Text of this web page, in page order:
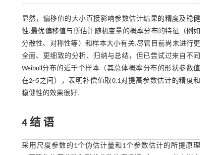
显然，偏移值的大小直接影响参数估计结果的精度及稳健
性.最优偏移值与所估计随机变量的概率分布的特征（例如
分散性、对称性等）和样本大小有关.尽管目前尚未进行更
全面、更细致的分析、归纳与总结，但已尝试过来自不同
Weibull分布的近千个样本（其总体概率分布的形状参数值
在2~5之间），表明补偿值取0.1对提高参数估计的精度和
稳健性的效果很好.
4 结 语
采用尺度参数的1个伪估计量和1个参数估计的所提原理